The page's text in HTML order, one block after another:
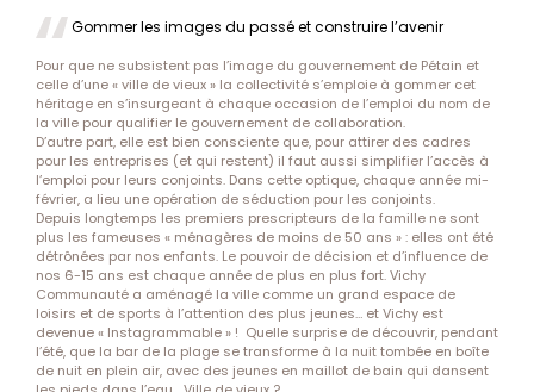
Gommer les images du passé et construire l’avenir
Pour que ne subsistent pas l’image du gouvernement de Pétain et
celle d’une « ville de vieux » la collectivité s’emploie à gommer cet
héritage en s’insurgeant à chaque occasion de l’emploi du nom de
la ville pour qualifier le gouvernement de collaboration.
D’autre part, elle est bien consciente que, pour attirer des cadres
pour les entreprises (et qui restent) il faut aussi simplifier l’accès à
l’emploi pour leurs conjoints. Dans cette optique, chaque année mi-
février, a lieu une opération de séduction pour les conjoints.
Depuis longtemps les premiers prescripteurs de la famille ne sont
plus les fameuses « ménagères de moins de 50 ans » : elles ont été
détrônées par nos enfants. Le pouvoir de décision et d’influence de
nos 6-15 ans est chaque année de plus en plus fort. Vichy
Communauté a aménagé la ville comme un grand espace de
loisirs et de sports à l’attention des plus jeunes… et Vichy est
devenue « Instagrammable » ! Quelle surprise de découvrir, pendant
l’été, que la bar de la plage se transforme à la nuit tombée en boîte
de nuit en plein air, avec des jeunes en maillot de bain qui dansent